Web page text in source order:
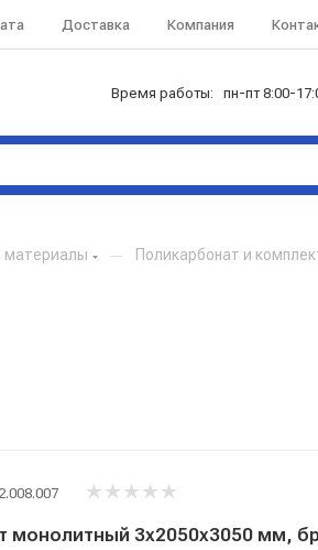
Доставка Компания
Время работы: пн-пт 8:00-
материалы — Поликарбонат и
монолитный 3x2050x3050 мм,